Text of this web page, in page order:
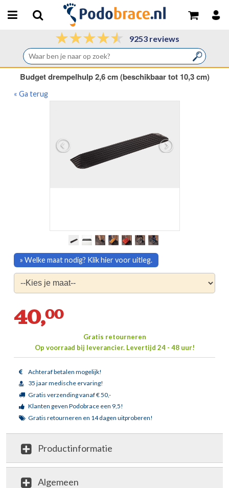
9253 reviews
Budget drempelhulp 2,6 cm (beschikbaar tot 10,3 cm)
« Ga terug
40,00
Gratis retourneren
Op voorraad bij leverancier.Levertijd 24 - 48 uur!
Achteraf betalen mogelijk!
35 jaar medische ervaring!
Gratis verzending vanaf € 50,-
Klanten geven Podobrace een 9,5!
Gratis retourneren en 14 dagen uitproberen!
» Welke maat nodig? Klik hier voor uitleg.
Productinformatie
Algemeen